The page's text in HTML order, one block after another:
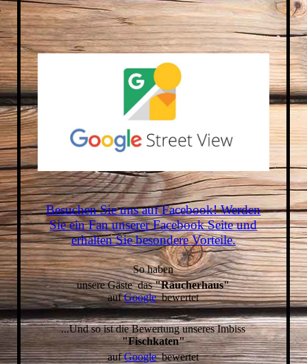
Besuchen Sie uns auf Facebook! Werden
Sie ein Fan unserer Facebook Seite und
erhalten Sie besondere Vorteile.
So haben
unsere Gäste das"Räucherhaus"
aufGooglebewertet
...Und so ist die Bewertung unseres Imbiss
"Fischkaten"
aufGooglebewertet